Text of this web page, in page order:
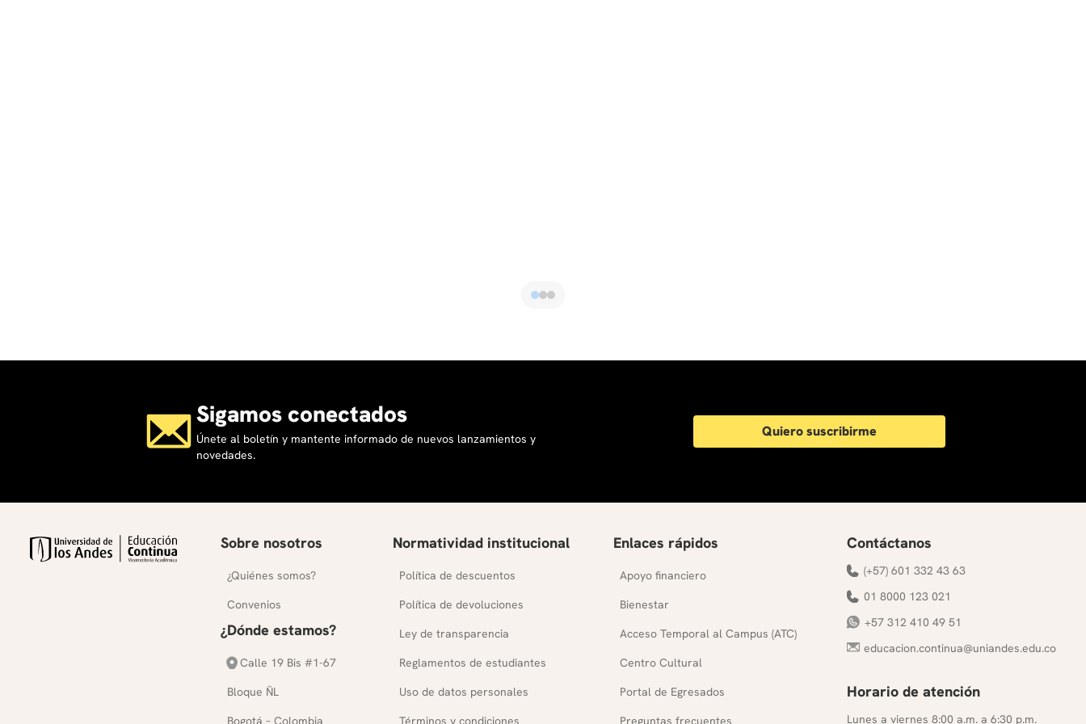
Sigamos conectados
Únete al boletín y mantente informado de nuevos lanzamientos y
novedades.
Quiero suscribirme
Sobre nosotros
¿Quiénes somos?
Convenios
¿Dónde estamos?
Calle 19 Bis #1-67
Bloque ÑL
Bogotá – Colombia
Normatividad institucional
Política de descuentos
Política de devoluciones
Ley de transparencia
Reglamentos de estudiantes
Uso de datos personales
Términos y condiciones
Enlaces rápidos
Apoyo financiero
Bienestar
Acceso Temporal al Campus (ATC)
Centro Cultural
Portal de Egresados
Preguntas frecuentes
Contáctanos
(+57) 601 332 43 63
01 8000 123 021
+57 312 410 49 51
educacion.continua@uniandes.edu.co
Horario de atención
Lunes a viernes 8:00 a.m. a 6:30 p.m.